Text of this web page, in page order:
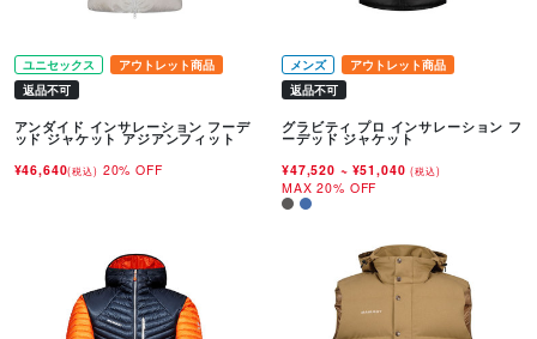
ユニセックス
アウトレット商品
返品不可
アンダイド インサレーション フーデ
ッド ジャケット アジアンフィット
¥46,640(税込) 20% OFF
メンズ
アウトレット商品
返品不可
グラビティ プロ インサレーション フ
ーデッド ジャケット
¥47,520 ~ ¥51,040(税込)
MAX 20% OFF